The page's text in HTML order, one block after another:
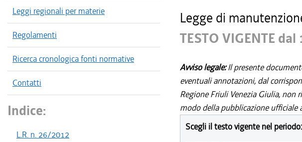
Leggi regionali per materie
Regolamenti
Ricerca cronologica fonti normative
Contatti
Indice:
L.R. n. 26/2012
Legge di
TESTO VIGENTE
Avviso legale:Il presente
eventuali annotazioni, dal
Regione Friuli Venezia Giulia,
modo della pubblicazione ufficiale
Scegli il testo vigente nel periodo: